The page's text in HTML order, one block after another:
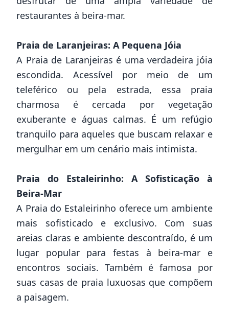
restaurantes à beira-mar.
Praia de Laranjeiras: A Pequena Jóia
A Praia de Laranjeiras é uma verdadeira jóia
escondida. Acessível por meio de um
teleférico ou pela estrada, essa praia
charmosa é cercada por vegetação
exuberante e águas calmas. É um refúgio
tranquilo para aqueles que buscam relaxar e
mergulhar em um cenário mais intimista.
Praia do Estaleirinho: A Sofisticação à
Beira-Mar
A Praia do Estaleirinho oferece um ambiente
mais sofisticado e exclusivo. Com suas
areias claras e ambiente descontraído, é um
lugar popular para festas à beira-mar e
encontros sociais. Também é famosa por
suas casas de praia luxuosas que compõem
a paisagem.